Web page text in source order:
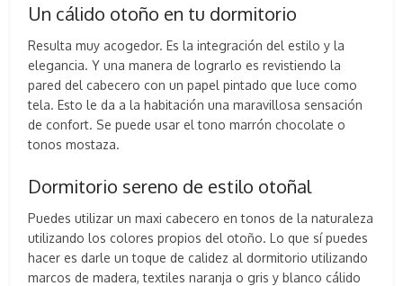
Un cálido otoño en tu dormitorio
Resulta muy acogedor. Es la integración del estilo y la
elegancia. Y una manera de lograrlo es revistiendo la
pared del cabecero con un papel pintado que luce como
tela. Esto le da a la habitación una maravillosa sensación
de confort. Se puede usar el tono marrón chocolate o
tonos mostaza.
Dormitorio sereno de estilo otoñal
Puedes utilizar un maxi cabecero en tonos de la naturaleza
utilizando los colores propios del otoño. Lo que sí puedes
hacer es darle un toque de calidez al dormitorio utilizando
marcos de madera, textiles naranja o gris y blanco cálido